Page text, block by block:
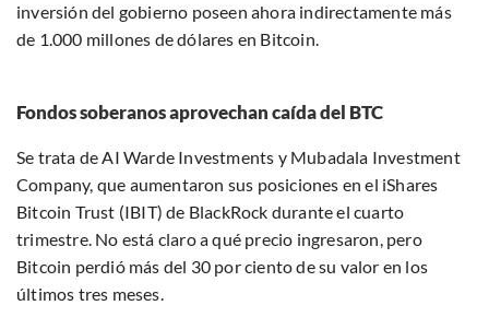
inversión del gobierno poseen ahora indirectamente más
de 1.000 millones de dólares en Bitcoin.
Fondos soberanos aprovechan caída del BTC
Se trata de AI Warde Investments y Mubadala Investment
Company, que aumentaron sus posiciones en el iShares
Bitcoin Trust (IBIT) de BlackRock durante el cuarto
trimestre. No está claro a qué precio ingresaron, pero
Bitcoin perdió más del 30 por ciento de su valor en los
últimos tres meses.